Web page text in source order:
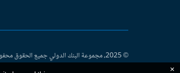
© 2025، مجموعة البنك الدولي جميع الحقوق محفوظة.
×